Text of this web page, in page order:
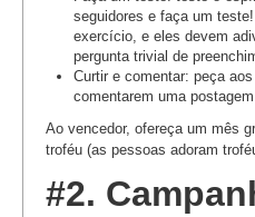
seguidores e faça um
exercício, e eles devem
pergunta trivial de
Curtir e comentar: peça
comentarem uma
Ao vencedor, ofereça um mês
troféu (as pessoas adoram
#2.